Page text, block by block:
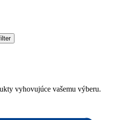
vyhovujúce vašemu výberu.